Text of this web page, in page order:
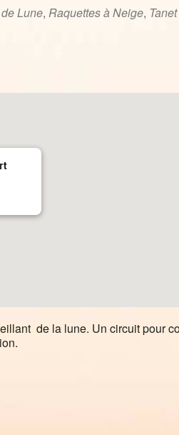
Lune, Raquettes à Neige, Tanet
de la lune. Un circuit pour